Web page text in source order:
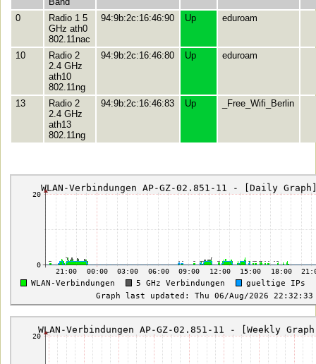
0
Radio 1 5
GHz ath0
802.11nac
94:9b:2c:16:46:90 Up eduroam
10
Radio 2
2.4 GHz
ath10
802.11ng
94:9b:2c:16:46:80 Up eduroam
13
Radio 2
2.4 GHz
ath13
802.11ng
94:9b:2c:16:46:83 Up _Free_Wifi_Berlin